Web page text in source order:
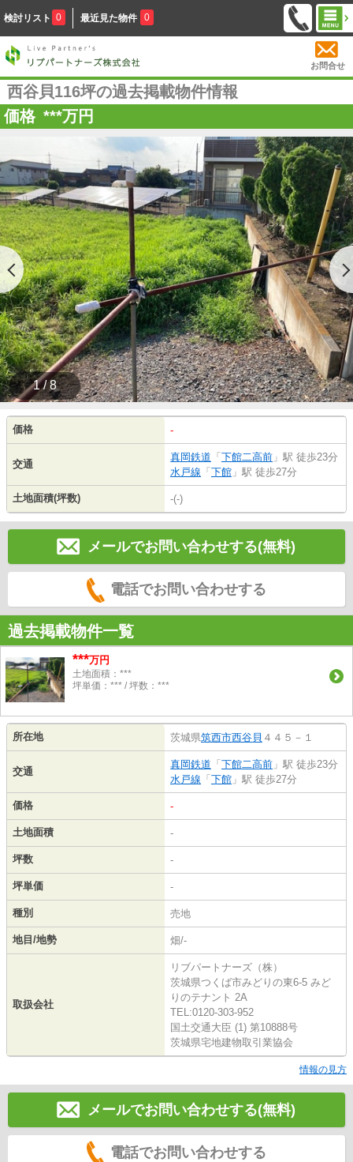
検討リスト 0 最近見た物件 0
お問合せ
西谷貝116坪の過去掲載物件情報
価格 ***万円
1 / 8
価格 -
交通
真岡鉄道 「 下館二高前 」駅 徒歩23分
水戸線 「 下館 」駅 徒歩27分
土地面積(坪数) -(-)
メールでお問い合わせする(無料)
電話でお問い合わせする
過去掲載物件一覧
***万円
土地面積：***
坪単価：*** / 坪数：***
所在地 茨城県筑西市西谷貝 ４４５－１
交通
真岡鉄道 「 下館二高前 」駅 徒歩23分
水戸線 「 下館 」駅 徒歩27分
価格 -
土地面積 -
坪数 -
坪単価 -
種別 売地
地目/地勢 畑/-
取扱会社
リブパートナーズ（株）
茨城県つくば市みどりの東6-5 みど
りのテナント 2A
TEL:0120-303-952
国土交通大臣 (1) 第10888号
茨城県宅地建物取引業協会
情報の見方
メールでお問い合わせする(無料)
電話でお問い合わせする